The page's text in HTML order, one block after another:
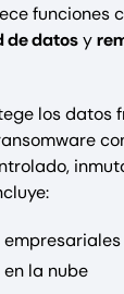
funciones
de datosy
los datos
la nube